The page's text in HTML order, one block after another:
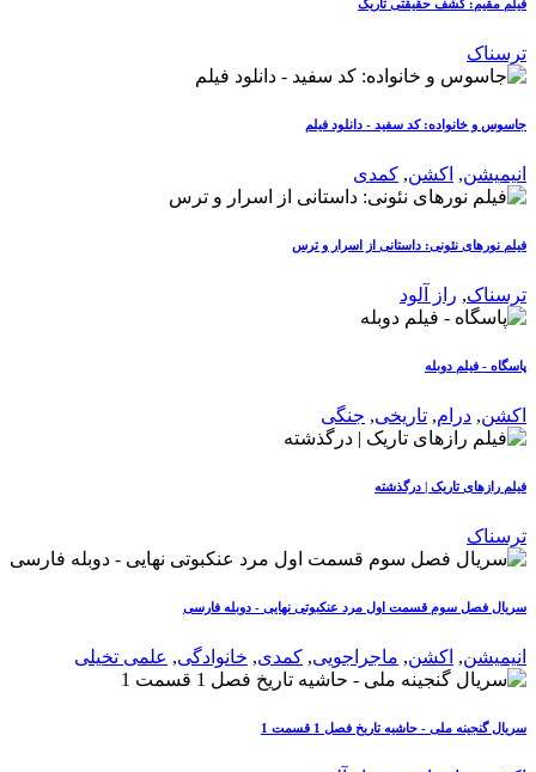
فیلم مقیم: کشف حقیقتی تاریک
ترسناک
جاسوس و خانواده: کد سفید - دانلود فیلم
انیمیشن, اکشن, کمدی
فیلم نورهای نئونی: داستانی از اسرار و ترس
ترسناک, راز آلود
پاسگاه - فیلم دوبله
اکشن, درام, تاریخی, جنگی
فیلم رازهای تاریک | درگذشته
ترسناک
سریال فصل سوم قسمت اول مرد عنکبوتی نهایی - دوبله فارسی
انیمیشن, اکشن, ماجراجویی, کمدی, خانوادگی, علمی تخیلی
سریال گنجینه ملی - حاشیه تاریخ فصل 1 قسمت 1